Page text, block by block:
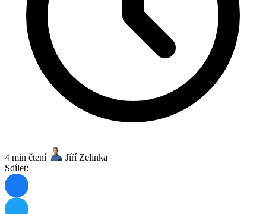
4 min čtení
Jiří Zelinka
Sdílet: